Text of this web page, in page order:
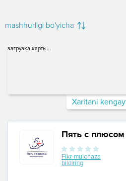
mashhurligi bo'yicha
загрузка карты...
Xaritani
Пять с плюсом
Fikr-mulohaza
bildiring